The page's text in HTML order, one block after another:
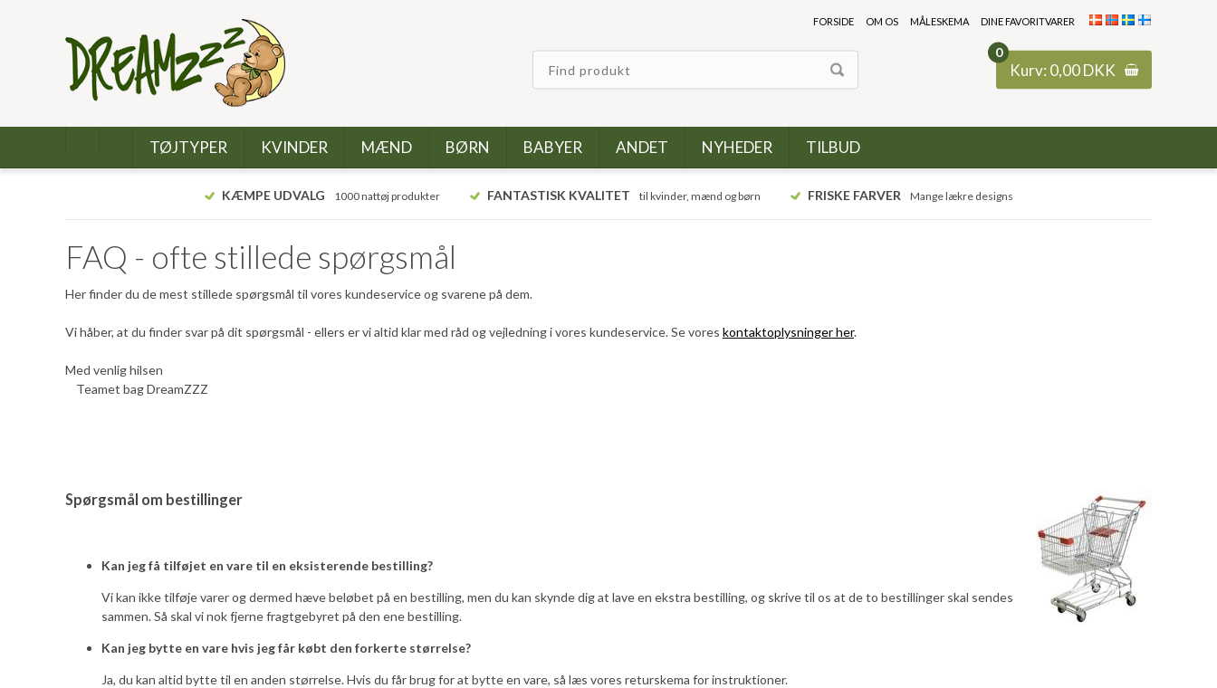
0
Kurv: 0,00DKK
FORSIDE OM OS MÅLESKEMA DINE FAVORITVARER
TØJTYPER KVINDER MÆND BØRN BABYER ANDET NYHEDER TILBUD
KÆMPE UDVALG 1000 nattøj produkter FANTASTISK KVALITET til kvinder, mænd og børn FRISKE FARVER Mange lækre designs
FAQ - ofte stillede spørgsmål
Her finder du de mest stillede spørgsmål til vores kundeservice og svarene på dem.
Vi håber, at du finder svar på dit spørgsmål - ellers er vi altid klar med råd og vejledning i vores kundeservice. Se vores kontaktoplysninger her.
Med venlig hilsen
Teamet bag DreamZZZ
Spørgsmål om bestillinger
Kan jeg få tilføjet en vare til en eksisterende bestilling?
Vi kan ikke tilføje varer og dermed hæve beløbet på en bestilling, men du kan skynde dig at lave en ekstra bestilling, og skrive til os at de to bestillinger skal sendes
sammen. Så skal vi nok fjerne fragtgebyret på den ene bestilling.
Kan jeg bytte en vare hvis jeg får købt den forkerte størrelse?
Ja, du kan altid bytte til en anden størrelse. Hvis du får brug for at bytte en vare, så læs vores returskema for instruktioner.